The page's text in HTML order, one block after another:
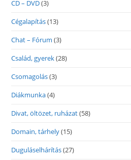
CD – DVD(3)
Cégalapítás(13)
Chat – Fórum (3)
Család, gyerek(28)
Csomagolás(3)
Diákmunka(4)
Divat, öltözet, ruházat(58)
Domain, tárhely(15)
Duguláselhárítás(27)